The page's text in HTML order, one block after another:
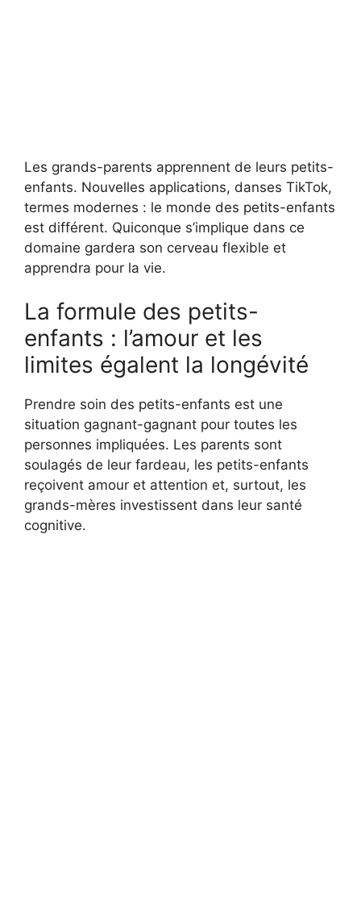
Les grands-parents apprennent de leurs petits-
enfants. Nouvelles applications, danses TikTok,
termes modernes : le monde des petits-enfants
est différent. Quiconque s’implique dans ce
domaine gardera son cerveau flexible et
apprendra pour la vie.
La formule des petits-
enfants : l’amour et les
limites égalent la longévité
Prendre soin des petits-enfants est une
situation gagnant-gagnant pour toutes les
personnes impliquées. Les parents sont
soulagés de leur fardeau, les petits-enfants
reçoivent amour et attention et, surtout, les
grands-mères investissent dans leur santé
cognitive.